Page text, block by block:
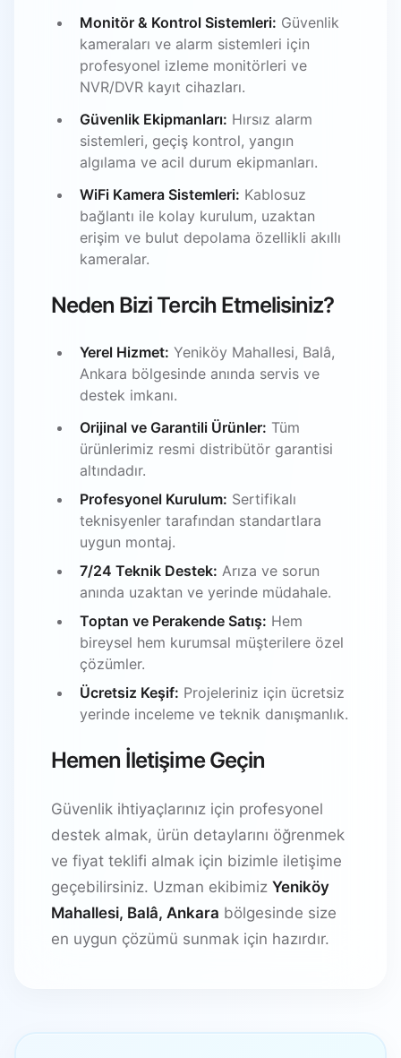
Monitör & Kontrol Sistemleri: Güvenlik
kameraları ve alarm sistemleri için
profesyonel izleme monitörleri ve
NVR/DVR kayıt cihazları.
Güvenlik Ekipmanları: Hırsız alarm
sistemleri, geçiş kontrol, yangın
algılama ve acil durum ekipmanları.
WiFi Kamera Sistemleri: Kablosuz
bağlantı ile kolay kurulum, uzaktan
erişim ve bulut depolama özellikli akıllı
kameralar.
Neden Bizi Tercih Etmelisiniz?
Yerel Hizmet: Yeniköy Mahallesi, Balâ,
Ankara bölgesinde anında servis ve
destek imkanı.
Orijinal ve Garantili Ürünler: Tüm
ürünlerimiz resmi distribütör garantisi
altındadır.
Profesyonel Kurulum: Sertifikalı
teknisyenler tarafından standartlara
uygun montaj.
7/24 Teknik Destek: Arıza ve sorun
anında uzaktan ve yerinde müdahale.
Toptan ve Perakende Satış: Hem
bireysel hem kurumsal müşterilere özel
çözümler.
Ücretsiz Keşif: Projeleriniz için ücretsiz
yerinde inceleme ve teknik danışmanlık.
Hemen İletişime Geçin
Güvenlik ihtiyaçlarınız için profesyonel
destek almak, ürün detaylarını öğrenmek
ve fiyat teklifi almak için bizimle iletişime
geçebilirsiniz. Uzman ekibimiz Yeniköy
Mahallesi, Balâ, Ankara bölgesinde size
en uygun çözümü sunmak için hazırdır.